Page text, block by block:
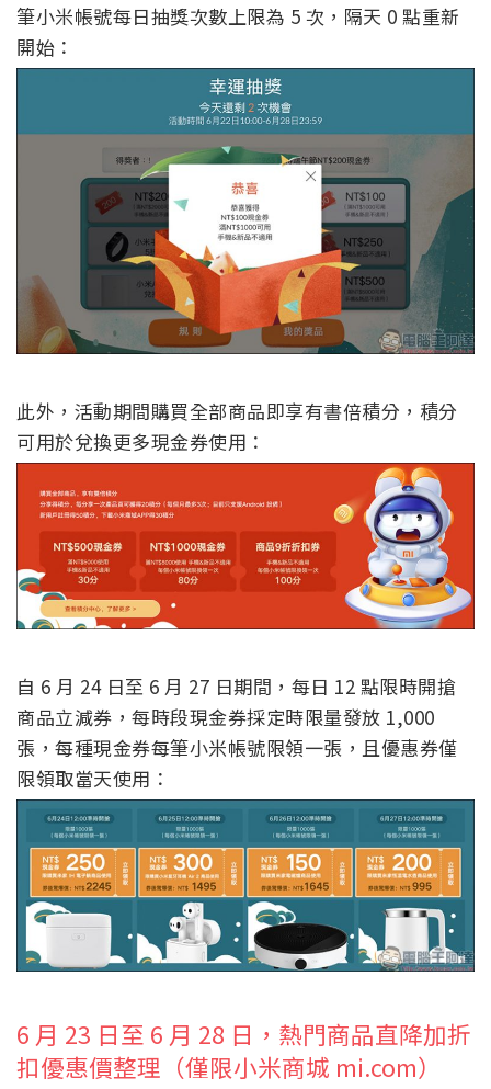
筆小米帳號每日抽獎次數上限為 5 次，隔天 0 點重新
開始：
此外，活動期間購買全部商品即享有書倍積分，積分
可用於兌換更多現金券使用：
自 6 月 24 日至 6 月 27 日期間，每日 12 點限時開搶
商品立減券，每時段現金券採定時限量發放 1,000
張，每種現金券每筆小米帳號限領一張，且優惠券僅
限領取當天使用：
6 月 23 日至 6 月 28 日，熱門商品直降加折
扣優惠價整理（僅限小米商城 mi.com）